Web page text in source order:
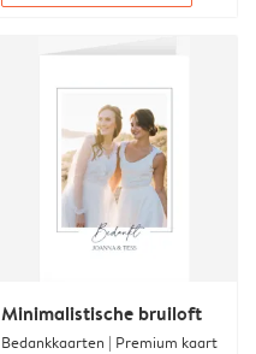
Minimalistische bruiloft
Bedankkaarten | Premium kaart